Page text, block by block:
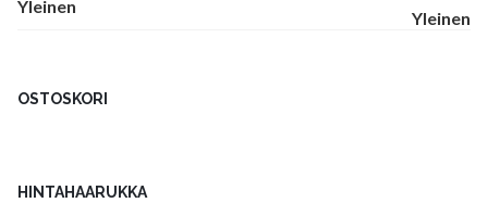
Yleinen
OSTOSKORI
HINTAHAARUKKA